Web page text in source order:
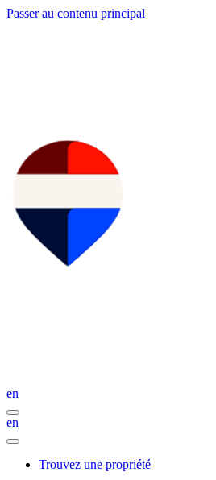
Passer au contenu principal
en
en
Trouvez une propriété